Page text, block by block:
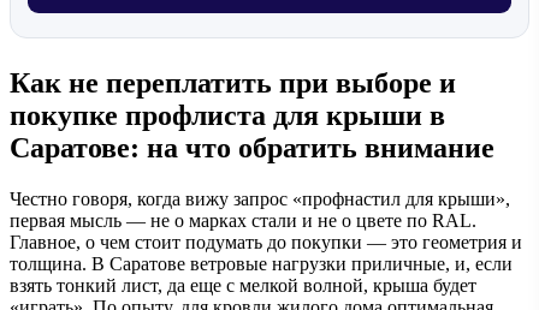
Как не переплатить при выборе и
покупке профлиста для крыши в
Саратове: на что обратить внимание
Честно говоря, когда вижу запрос «профнастил для крыши»,
первая мысль — не о марках стали и не о цвете по RAL.
Главное, о чем стоит подумать до покупки — это геометрия и
толщина. В Саратове ветровые нагрузки приличные, и, если
взять тонкий лист, да еще с мелкой волной, крыша будет